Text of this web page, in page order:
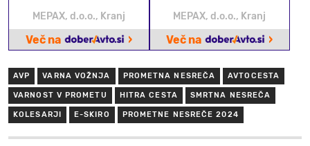
MEPAX, d.o.o., Kranj
Več na ›
MEPAX, d.o.o., Kranj
Več na ›
AVP VARNA VOŽNJA PROMETNA NESREČA AVTOCESTA
VARNOST V PROMETU HITRA CESTA SMRTNA NESREČA
KOLESARJI E-SKIRO PROMETNE NESREČE 2024